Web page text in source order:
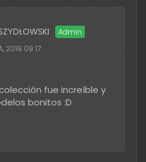
2019 09:17
fue increíble y
bonitos :D